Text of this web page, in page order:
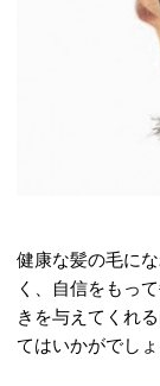
健康な髪の毛に
く、自信をもっ
きを与えてくれ
てはいかがでしょ